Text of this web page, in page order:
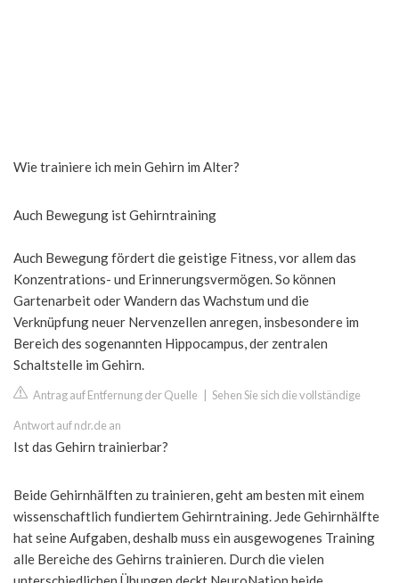
Wie trainiere ich mein Gehirn im Alter?
Auch Bewegung ist Gehirntraining
Auch Bewegung fördert die geistige Fitness, vor allem das
Konzentrations- und Erinnerungsvermögen. So können
Gartenarbeit oder Wandern das Wachstum und die
Verknüpfung neuer Nervenzellen anregen, insbesondere im
Bereich des sogenannten Hippocampus, der zentralen
Schaltstelle im Gehirn.
Antrag auf Entfernung der Quelle Sehen Sie sich die vollständige
Antwort auf ndr.de an
Ist das Gehirn trainierbar?
Beide Gehirnhälften zu trainieren, geht am besten mit einem
wissenschaftlich fundiertem Gehirntraining. Jede Gehirnhälfte
hat seine Aufgaben, deshalb muss ein ausgewogenes Training
alle Bereiche des Gehirns trainieren. Durch die vielen